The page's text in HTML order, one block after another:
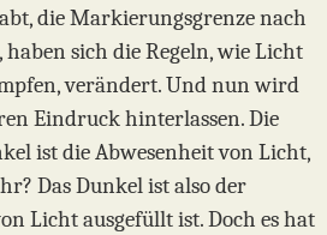
die Markierungsgrenze nach
haben sich die Regeln, wie Licht
verändert. Und nun wird
Eindruck hinterlassen. Die
ist die Abwesenheit von Licht,
Das Dunkel ist also der
Licht ausgefüllt ist. Doch es hat